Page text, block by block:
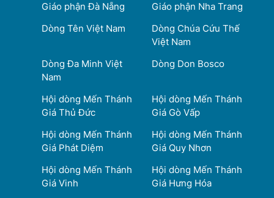
Giáo phận Đà Nẵng
Giáo phận Nha Trang
Dòng Tên Việt Nam
Dòng Chúa Cứu Thế
Việt Nam
Dòng Đa Minh Việt
Nam
Dòng Don Bosco
Hội dòng Mến Thánh
Giá Thủ Đức
Hội dòng Mến Thánh
Giá Gò Vấp
Hội dòng Mến Thánh
Giá Phát Diệm
Hội dòng Mến Thánh
Giá Quy Nhơn
Hội dòng Mến Thánh
Giá Vinh
Hội dòng Mến Thánh
Giá Hưng Hóa